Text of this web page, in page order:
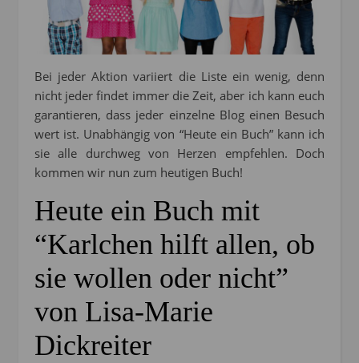
Bei jeder Aktion variiert die Liste ein wenig, denn
nicht jeder findet immer die Zeit, aber ich kann euch
garantieren, dass jeder einzelne Blog einen Besuch
wert ist. Unabhängig von “Heute ein Buch” kann ich
sie alle durchweg von Herzen empfehlen. Doch
kommen wir nun zum heutigen Buch!
Heute ein Buch mit
“Karlchen hilft allen, ob
sie wollen oder nicht”
von Lisa-Marie
Dickreiter